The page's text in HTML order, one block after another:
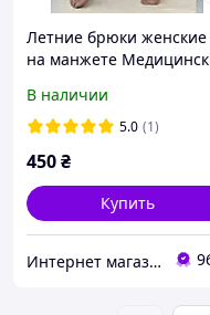
Летние брюки женские
на манжете
бежевые на резинке
В наличии
5.0 (1)
450₴
Купить
Интернет магазин одежды AnnaMay